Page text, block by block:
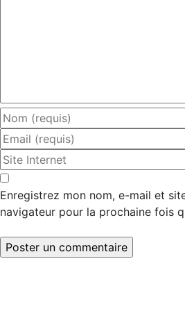
Enregistrez mon nom, e-mail et
navigateur pour la prochaine fois